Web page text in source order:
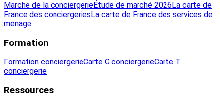
Marché de la conciergerieÉtude de marché 2026La carte de
France des conciergeriesLa carte de France des services de
ménage
Formation
Formation conciergerieCarte G conciergerieCarte T
conciergerie
Ressources